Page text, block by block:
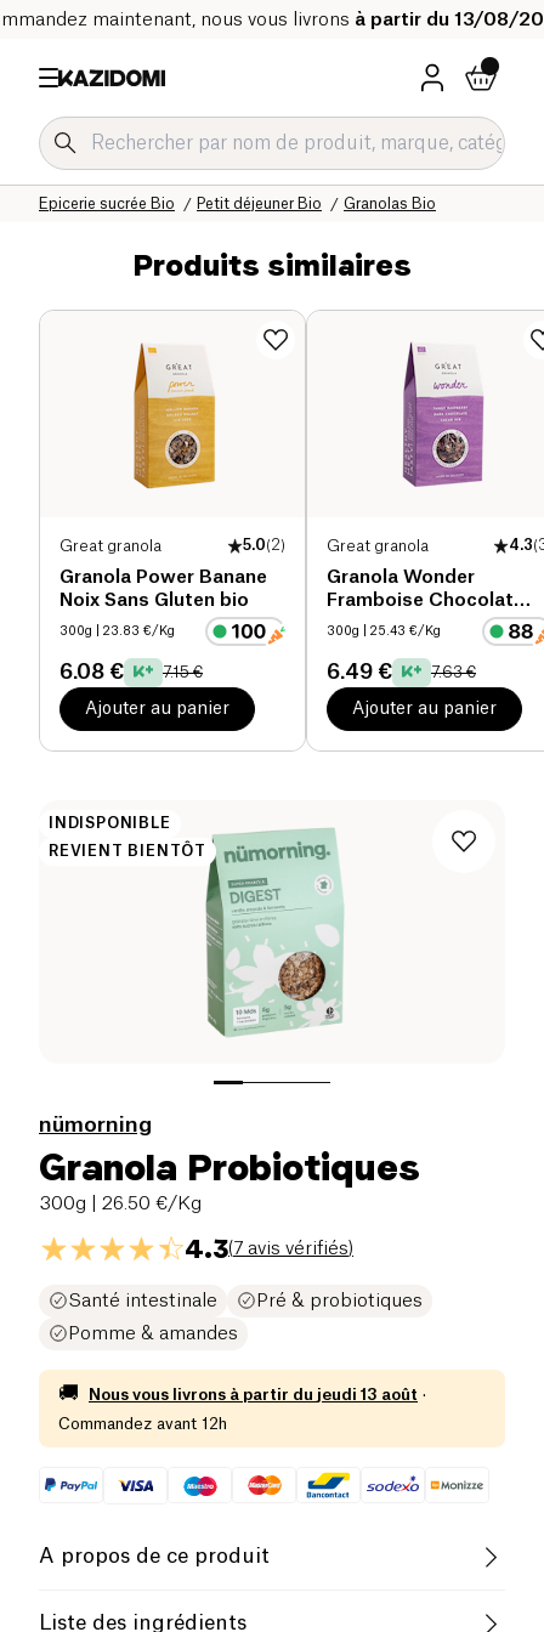
maintenant, nous vous livrons à partir du 13/08/
Granolas Bio
Petit déjeuner Bio
Epicerie sucrée Bio
Notre catalogue bio
Accueil
Produits similaires
Great granola 5.0(2)
Granola Power Banane
Noix Sans Gluten bio
300g | 23.83 €/Kg
6.08 € 7.15 €
Ajouter au panier
Great granola 4.3(
Granola Wonder
Framboise Chocolat
Sans Gluten bio
300g | 25.43 €/Kg
6.49 € 7.63 €
Ajouter au panier
INDISPONIBLE
REVIENT BIENTÔT
nümorning
Granola Probiotiques
300g | 26.50 €/Kg
4.3(7 avis vérifiés)
Santé intestinale
Pré & probiotiques
Pomme & amandes
🚚 Nous vous livrons à partir du jeudi 13 août ·
Commandez avant 12h
A propos de ce produit
Vegan Sans lactose (ingrédients)
Liste des ingrédients